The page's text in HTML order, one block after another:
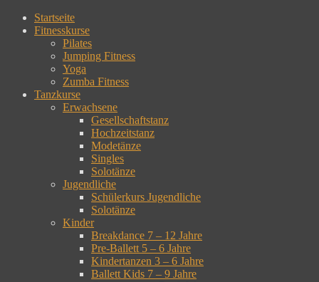
Zum
Inhalt
Startseite
Fitnesskurse
Pilates
Jumping Fitness
Yoga
Zumba Fitness
Tanzkurse
Erwachsene
Gesellschaftstanz
Hochzeitstanz
Modetänze
Singles
Solotänze
Jugendliche
Schülerkurs Jugendliche
Solotänze
Kinder
Breakdance 7 – 12 Jahre
Pre-Ballett 5 – 6 Jahre
Kindertanzen 3 – 6 Jahre
Ballett Kids 7 – 9 Jahre